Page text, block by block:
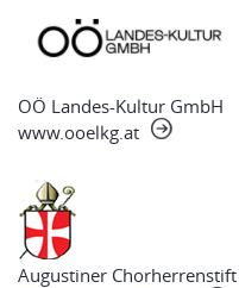
OÖ Landes-Kultur GmbH
www.ooelkg.at
Augustiner Chorherrenstift